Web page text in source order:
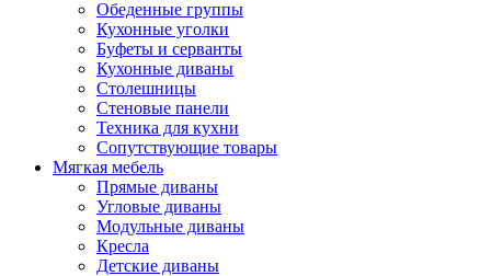
Обеденные группы
Кухонные уголки
Буфеты и серванты
Кухонные диваны
Столешницы
Стеновые панели
Техника для кухни
Сопутствующие товары
Мягкая мебель
Прямые диваны
Угловые диваны
Модульные диваны
Кресла
Детские диваны